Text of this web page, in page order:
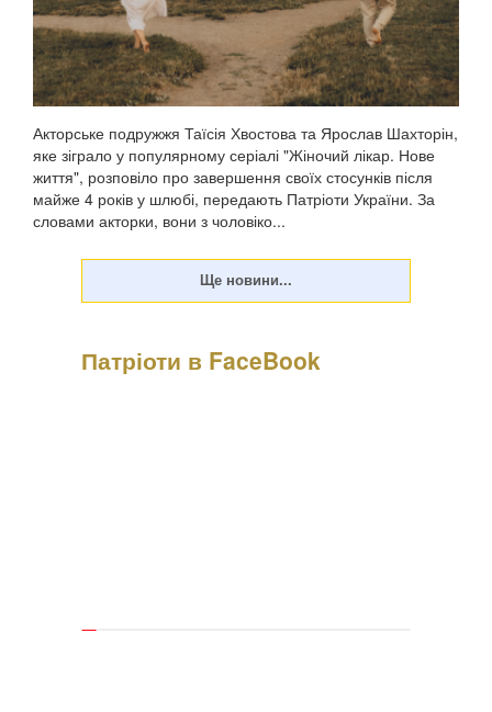
Акторське подружжя Таїсія Хвостова та Ярослав Шахторін,
яке зіграло у популярному серіалі "Жіночий лікар. Нове
життя", розповіло про завершення своїх стосунків після
майже 4 років у шлюбі, передають Патріоти України. За
словами акторки, вони з чоловіко...
Патріоти в FaceBook